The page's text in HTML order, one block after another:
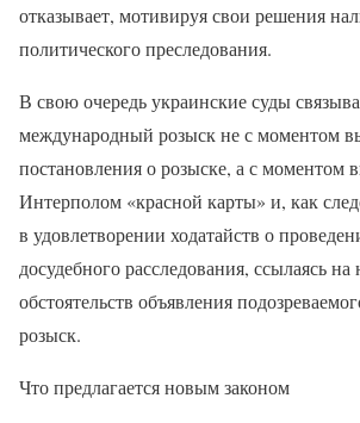
отказывает, мотивируя свои решения
политического преследования.
В свою очередь украинские суды
международный розыск не с моментом
постановления о розыске, а с моментом
Интерполом «красной карты» и, как
в удовлетворении ходатайств о
досудебного расследования, ссылаясь на
обстоятельств объявления
розыск.
Что предлагается новым законом